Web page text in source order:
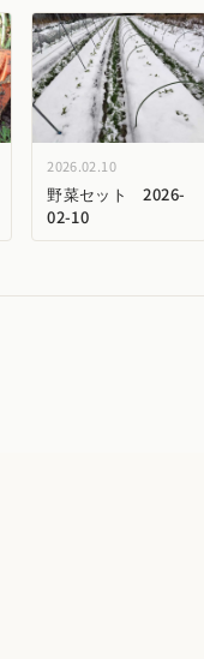
2026.02.10
野菜セット 2026-
02-10